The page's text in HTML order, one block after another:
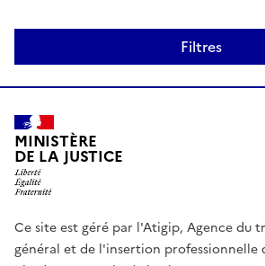
Filtres
MINISTÈRE
DE LA JUSTICE
Ce site est géré par l'Atigip, Agence du
général et de l'insertion professionnelle